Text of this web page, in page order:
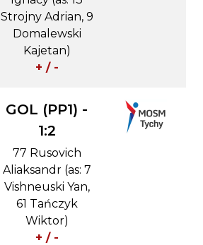
Strojny Adrian, 9
Domalewski
Kajetan)
+ / -
GOL (PP1) -
1:2
77 Rusovich
Aliaksandr (as: 7
Vishneuski Yan,
61 Tańczyk
Wiktor)
+ / -